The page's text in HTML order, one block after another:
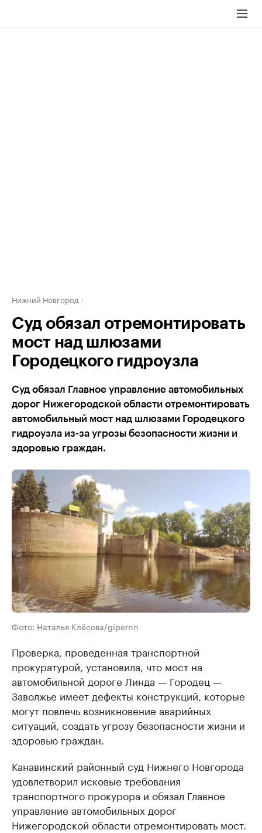
Нижний Новгород
Суд обязал отремонтировать
мост над шлюзами
Городецкого гидроузла
Суд обязал Главное управление автомобильных
дорог Нижегородской области отремонтировать
автомобильный мост над шлюзами Городецкого
гидроузла из-за угрозы безопасности жизни и
здоровью граждан.
Фото: Наталья Клёсова/gipernn
Проверка, проведенная транспортной
прокуратурой, установила, что мост на
автомобильной дороге Линда — Городец —
Заволжье имеет дефекты конструкций, которые
могут повлечь возникновение аварийных
ситуаций, создать угрозу безопасности жизни и
здоровью граждан.
Канавинский районный суд Нижнего Новгорода
удовлетворил исковые требования
транспортного прокурора и обязал Главное
управление автомобильных дорог
Нижегородской области отремонтировать мост.